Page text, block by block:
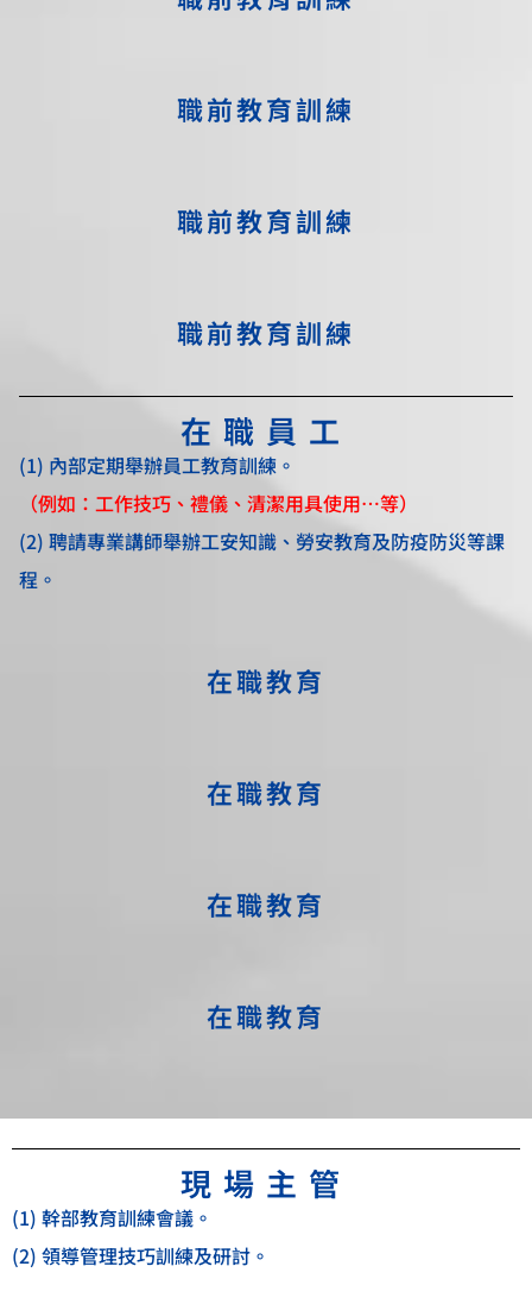
職前教育訓練
職前教育訓練
職前教育訓練
在職員工
(1) 內部定期舉辦員工教育訓練。
（例如：工作技巧、禮儀、清潔用具使用…等）
(2) 聘請專業講師舉辦工安知識、勞安教育及防疫防災等課
程。
在職教育
在職教育
在職教育
在職教育
現場主管
(1) 幹部教育訓練會議。
(2) 領導管理技巧訓練及研討。